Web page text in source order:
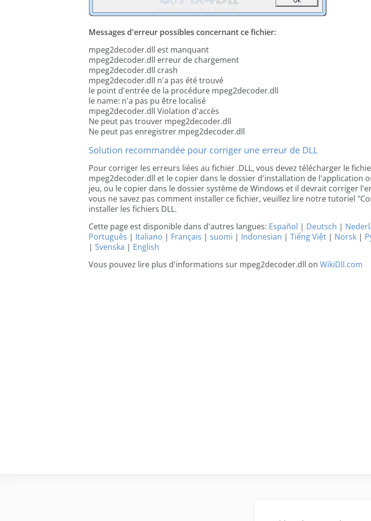
Messages d'erreur possibles concernant ce fichier:
mpeg2decoder.dll est manquant
mpeg2decoder.dll erreur de chargement
mpeg2decoder.dll crash
mpeg2decoder.dll n'a pas été trouvé
le point d'entrée de la procédure mpeg2decoder.dll
le name: n'a pas pu être localisé
mpeg2decoder.dll Violation d'accès
Ne peut pas trouver mpeg2decoder.dll
Ne peut pas enregistrer mpeg2decoder.dll
Solution recommandée pour corriger une erreur de DLL
Pour corriger les erreurs liées au fichier .DLL, vous devez télécharger le
mpeg2decoder.dll et le copier dans le dossier d'installation de l'application
jeu, ou le copier dans le dossier système de Windows et il devrait corriger
vous ne savez pas comment installer ce fichier, veuillez lire notre tutoriel
installer les fichiers DLL.
Cette page est disponible dans d'autres langues: Español | Deutsch |
Português | Italiano | Français | suomi | Indonesian | Tiếng Việt | Norsk |
| Svenska | English
Vous pouvez lire plus d'informations sur mpeg2decoder.dll on WikiDll.com